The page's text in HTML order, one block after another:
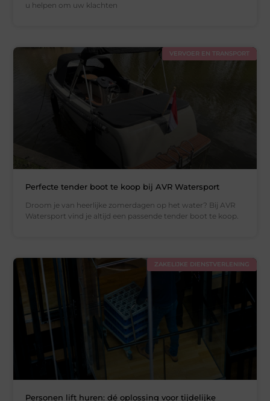
u helpen om uw klachten
VERVOER EN TRANSPORT
Perfecte tender boot te koop bij AVR Watersport
Droom je van heerlijke zomerdagen op het water? Bij AVR
Watersport vind je altijd een passende tender boot te koop.
ZAKELIJKE DIENSTVERLENING
Personen lift huren: dé oplossing voor tijdelijke